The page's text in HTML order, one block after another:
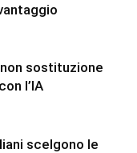
sostituzione
l’IA
scelgono le